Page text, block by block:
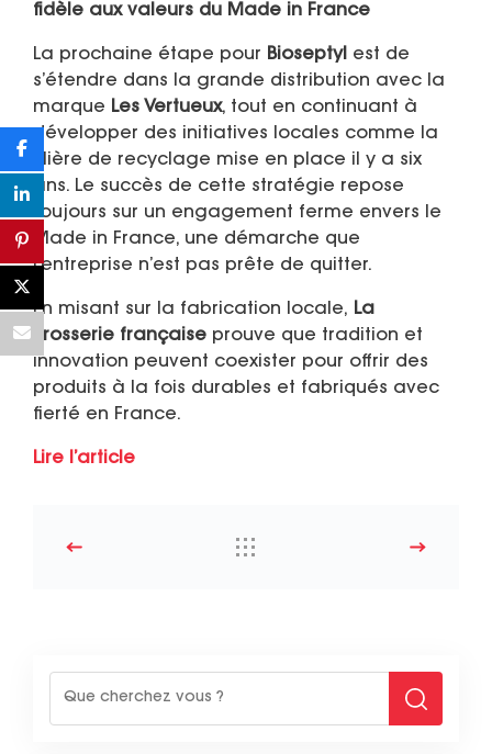
fidèle aux valeurs du Made in France
La prochaine étape pour Bioseptyl est de
s’étendre dans la grande distribution avec la
marque Les Vertueux, tout en continuant à
développer des initiatives locales comme la
filière de recyclage mise en place il y a six
ans. Le succès de cette stratégie repose
toujours sur un engagement ferme envers le
Made in France, une démarche que
l’entreprise n’est pas prête de quitter.
En misant sur la fabrication locale, La
Brosserie française prouve que tradition et
innovation peuvent coexister pour offrir des
produits à la fois durables et fabriqués avec
fierté en France.
Lire l’article